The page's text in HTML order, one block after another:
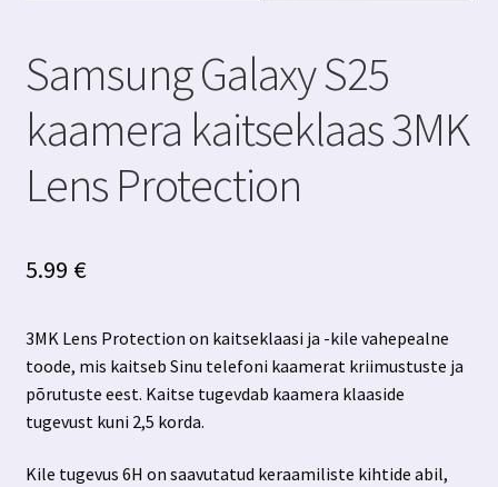
Samsung Galaxy S25
kaamera kaitseklaas 3MK
Lens Protection
5.99 €
3MK Lens Protection on kaitseklaasi ja -kile vahepealne
toode, mis kaitseb Sinu telefoni kaamerat kriimustuste ja
põrutuste eest. Kaitse tugevdab kaamera klaaside
tugevust kuni 2,5 korda.
Kile tugevus 6H on saavutatud keraamiliste kihtide abil,